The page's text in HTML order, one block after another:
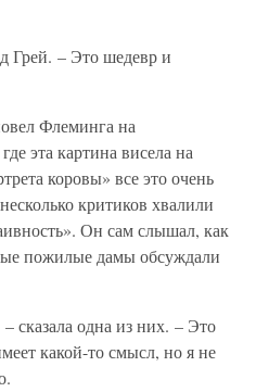
Грей. – Это шедевр и
Флеминга на
эта картина висела на
коровы» все это очень
критиков хвалили
Он сам слышал, как
пожилые дамы обсуждали
одна из них. – Это
какой-то смысл, но я не